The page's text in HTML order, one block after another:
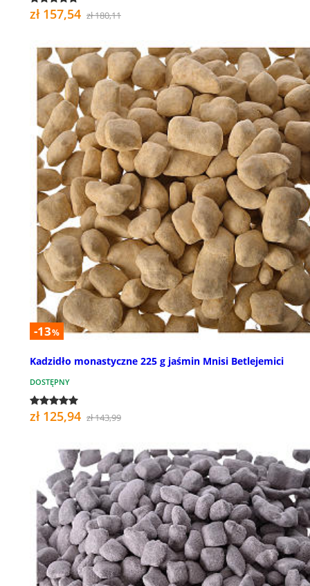
zł 157,54 zł 180,11
-13%
Kadzidło monastyczne 225 g jaśmin Mnisi Betlejemici
DOSTĘPNY
zł 125,94 zł 143,99